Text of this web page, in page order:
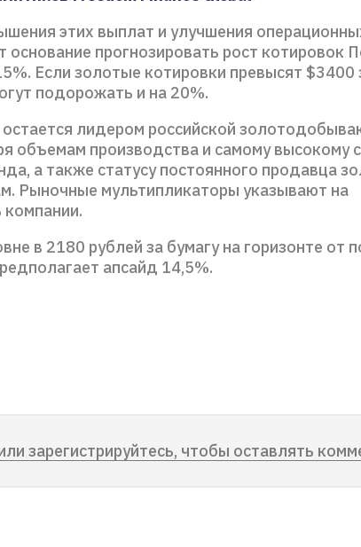
этих выплат и улучшения
основание прогнозировать рост котировок
Если золотые котировки превысят $3400
подорожать и на 20%.
лидером российской
объемам производства и самому высокому
а также статусу постоянного продавца
Рыночные мультипликаторы указывают на
в 2180 рублей за бумагу на горизонте от
апсайд 14,5%.
зарегистрируйтесь, чтобы оставлять